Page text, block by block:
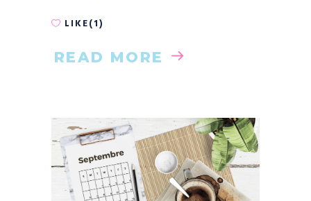
LIKE(1)
READ MORE